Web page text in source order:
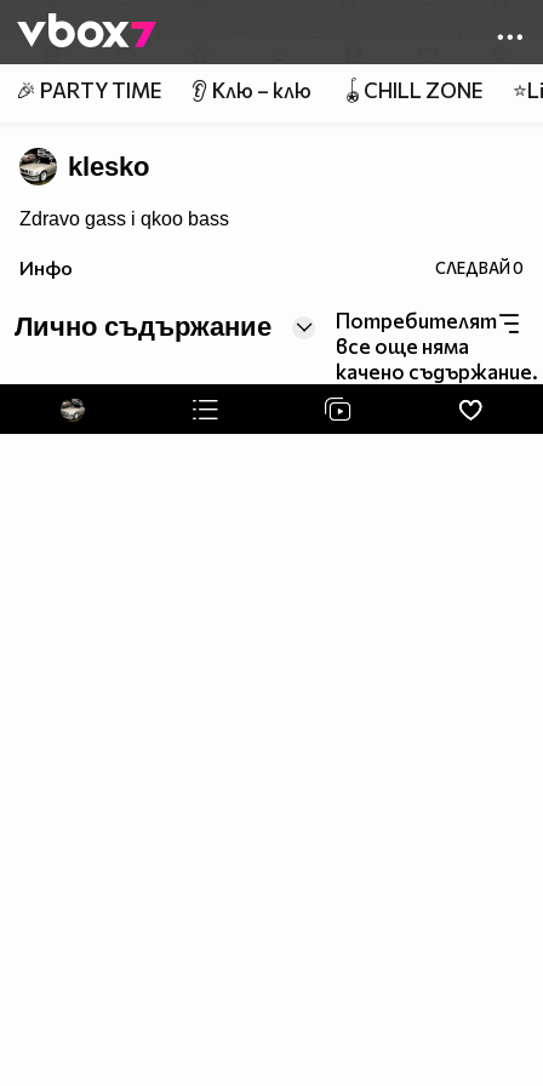
👾
🎉 PARTY TIME 👂 Клю – клю 🪀CHILL ZONE
klesko
Zdravo gass i qkoo bass
Инфо СЛЕДВАЙ0
Лично съдържание
Потребителят
все още няма
качено съдържание.